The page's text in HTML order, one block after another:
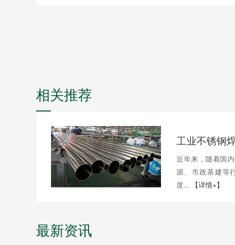
相关推荐
近年来，随着国
源、市政基建等
度...
【详情+】
最新资讯